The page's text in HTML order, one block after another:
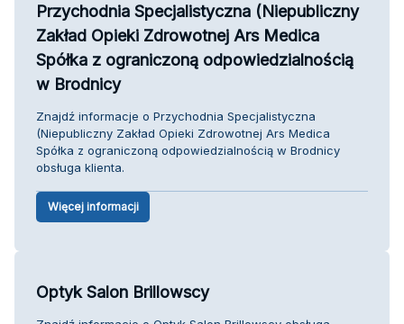
Przychodnia Specjalistyczna (Niepubliczny
Zakład Opieki Zdrowotnej Ars Medica
Spółka z ograniczoną odpowiedzialnością
w Brodnicy
Znajdź informacje o Przychodnia Specjalistyczna
(Niepubliczny Zakład Opieki Zdrowotnej Ars Medica
Spółka z ograniczoną odpowiedzialnością w Brodnicy
obsługa klienta.
Więcej informacji
Optyk Salon Brillowscy